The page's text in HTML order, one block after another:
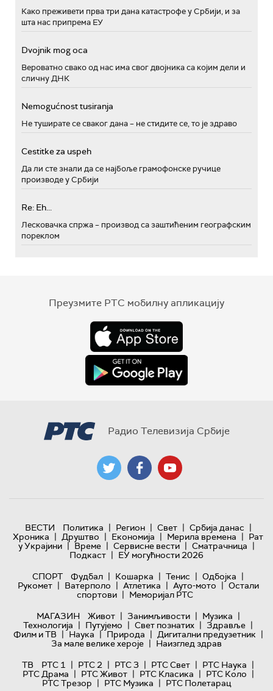
Како преживети прва три дана катастрофе у Србији, и за
шта нас припрема ЕУ
Dvojnik mog oca
Вероватно свако од нас има свог двојника са којим дели и
сличну ДНК
Nemogućnost tusiranja
Не туширате се сваког дана – не стидите се, то је здраво
Cestitke za uspeh
Да ли сте знали да се најбоље грамофонске ручице
производе у Србији
Re: Eh...
Лесковачка спржа – производ са заштићеним географским
пореклом
Преузмите РТС мобилну апликацију
Радио Телевизија Србије
ВЕСТИ Политика | Регион | Свет | Србија данас |
Хроника | Друштво | Економија | Мерила времена | Рат
у Украјини | Време | Сервисне вести | Сматрачница |
Подкаст | ЕУ могућности 2026
СПОРТ
Фудбал | Кошарка | Тенис | Одбојка |
Рукомет | Ватерполо | Атлетика | Ауто-мото | Остали
спортови | Меморијал РТС
МАГАЗИН
Живот | Занимљивости | Музика |
Технологијa | Путујемо | Свет познатих | Здравље |
Филм и ТВ | Наука | Природа | Дигитални предузетник |
За мале велике хероје | Наизглед здрав
ТВ
РТС 1 | РТС 2 | РТС 3 | РТС Свет | РТС Наука |
РТС Драма | РТС Живот | РТС Класика | РТС Коло |
РТС Трезор | РТС Музика | РТС Полетарац